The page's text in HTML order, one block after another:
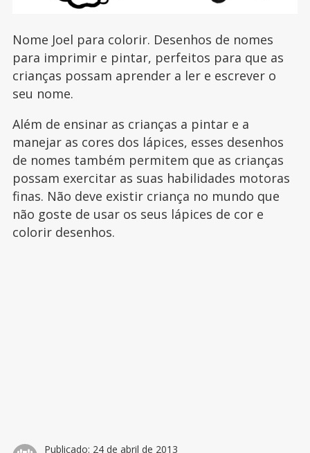
Nome Joel para colorir. Desenhos de nomes
para imprimir e pintar, perfeitos para que as
crianças possam aprender a ler e escrever o
seu nome.
Além de ensinar as crianças a pintar e a
manejar as cores dos lápices, esses desenhos
de nomes também permitem que as crianças
possam exercitar as suas habilidades motoras
finas. Não deve existir criança no mundo que
não goste de usar os seus lápices de cor e
colorir desenhos.
Publicado: 24 de abril de 2013